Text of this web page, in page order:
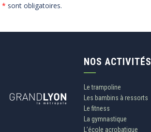
* sont obligatoires.
NOS ACTIVITÉS
Le trampoline
Les bambins à ressorts
Le fitness
La gymnastique
L’école acrobatique